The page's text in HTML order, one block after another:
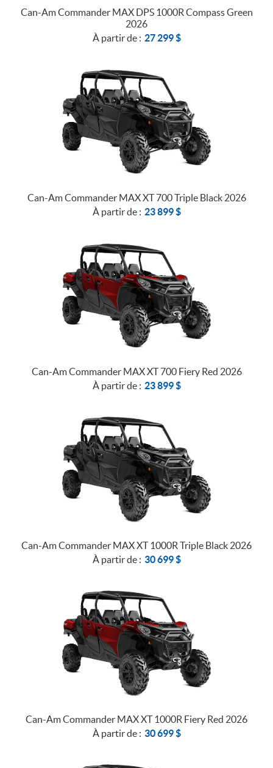
Can-Am Commander MAX DPS 1000R Compass Green
2026
À partir de : 27 299$
Can-Am Commander MAX XT 700 Triple Black 2026
À partir de : 23 899$
Can-Am Commander MAX XT 700 Fiery Red 2026
À partir de : 23 899$
Can-Am Commander MAX XT 1000R Triple Black 2026
À partir de : 30 699$
Can-Am Commander MAX XT 1000R Fiery Red 2026
À partir de : 30 699$